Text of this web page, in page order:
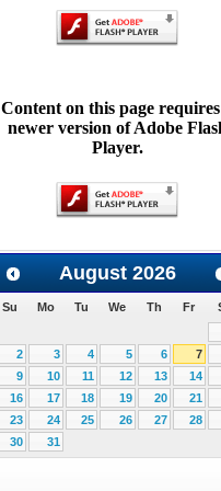
Content on this page
newer version of Adobe
Player.
August 2026
Su Mo Tu We Th Fr
2
3 4 5 6 7
9
10 11 12 13 14
16
17 18 19 20 21
23
24 25 26 27 28
30
31